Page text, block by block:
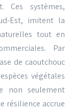
Ces systèmes,
Est, imitent la
tout en
Par
de caoutchouc
végétales
non seulement
résilience accrue